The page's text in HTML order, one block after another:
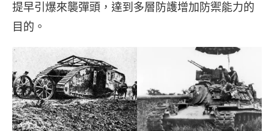
提早引爆來襲彈頭，達到多層防護增加防禦能力的
目的。